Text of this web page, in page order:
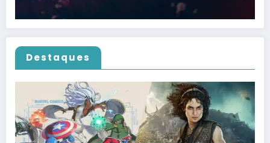
Destaques